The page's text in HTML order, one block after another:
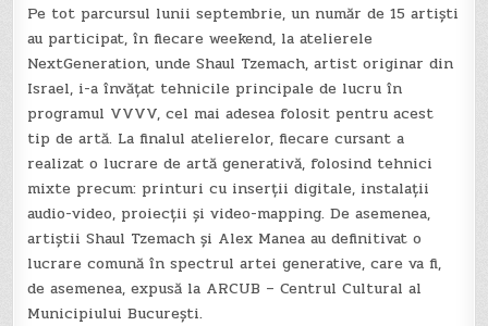
Pe tot parcursul lunii septembrie, un număr de 15 artiști
au participat, în fiecare weekend, la atelierele
NextGeneration, unde Shaul Tzemach, artist originar din
Israel, i-a învățat tehnicile principale de lucru în
programul VVVV, cel mai adesea folosit pentru acest
tip de artă. La finalul atelierelor, fiecare cursant a
realizat o lucrare de artă generativă, folosind tehnici
mixte precum: printuri cu inserții digitale, instalații
audio-video, proiecții și video-mapping. De asemenea,
artiștii Shaul Tzemach și Alex Manea au definitivat o
lucrare comună în spectrul artei generative, care va fi,
de asemenea, expusă la ARCUB – Centrul Cultural al
Municipiului București.